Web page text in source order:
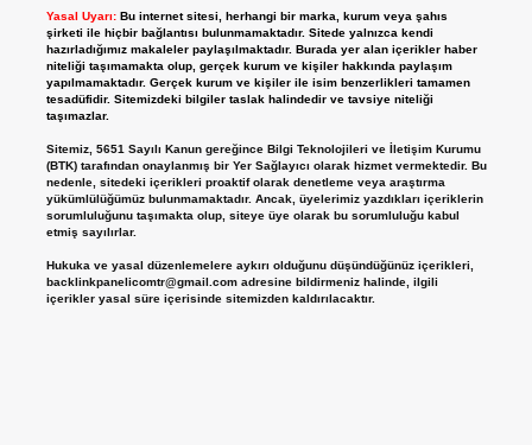
Yasal Uyarı: Bu internet sitesi, herhangi bir marka, kurum veya şahıs
şirketi ile hiçbir bağlantısı bulunmamaktadır. Sitede yalnızca kendi
hazırladığımız makaleler paylaşılmaktadır. Burada yer alan içerikler haber
niteliği taşımamakta olup, gerçek kurum ve kişiler hakkında paylaşım
yapılmamaktadır. Gerçek kurum ve kişiler ile isim benzerlikleri tamamen
tesadüfidir. Sitemizdeki bilgiler taslak halindedir ve tavsiye niteliği
taşımazlar.
Sitemiz, 5651 Sayılı Kanun gereğince Bilgi Teknolojileri ve İletişim Kurumu
(BTK) tarafından onaylanmış bir Yer Sağlayıcı olarak hizmet vermektedir. Bu
nedenle, sitedeki içerikleri proaktif olarak denetleme veya araştırma
yükümlülüğümüz bulunmamaktadır. Ancak, üyelerimiz yazdıkları içeriklerin
sorumluluğunu taşımakta olup, siteye üye olarak bu sorumluluğu kabul
etmiş sayılırlar.
Hukuka ve yasal düzenlemelere aykırı olduğunu düşündüğünüz içerikleri,
backlinkpanelicomtr@gmail.comadresine bildirmeniz halinde, ilgili
içerikler yasal süre içerisinde sitemizden kaldırılacaktır.